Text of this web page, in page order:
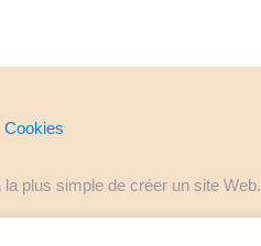
Cookies
la plus simple de créer un site Web.